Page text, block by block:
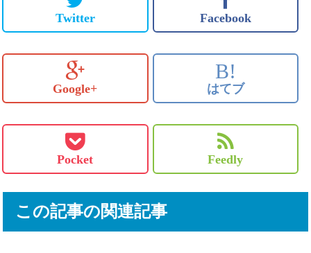
Twitter Facebook
Google+
B!
はてブ
Pocket Feedly
この記事の関連記事